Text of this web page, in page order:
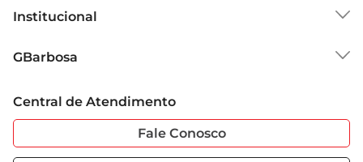
Institucional
Grupo Cencosud
Sobre Privacidade
Portal do Fornecedo
Nossas Lojas
GBarbosa
Garantia Estendida
Serviços
Central de Atendimento
Fale Conosco